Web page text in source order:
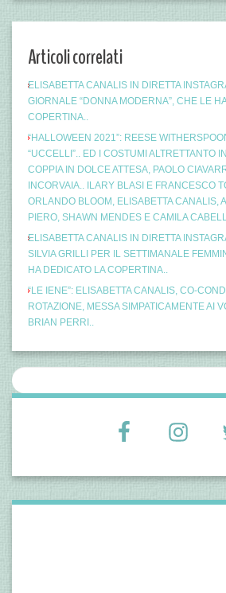
Articoli correlati
ELISABETTA CANALIS IN DIRETTA
GIORNALE “DONNA MODERNA”, CHE LE
COPERTINA..
“HALLOWEEN 2021”: REESE
“UCCELLI”.. ED I COSTUMI ALTRETTANTO
COPPIA IN DOLCE ATTESA, PAOLO
INCORVAIA.. ILARY BLASI E FRANCESCO
ORLANDO BLOOM, ELISABETTA CANALIS,
PIERO, SHAWN MENDES E CAMILA
ELISABETTA CANALIS IN DIRETTA
SILVIA GRILLI PER IL SETTIMANALE
HA DEDICATO LA COPERTINA..
“LE IENE”: ELISABETTA CANALIS, CO-
ROTAZIONE, MESSA SIMPATICAMENTE AI
BRIAN PERRI..